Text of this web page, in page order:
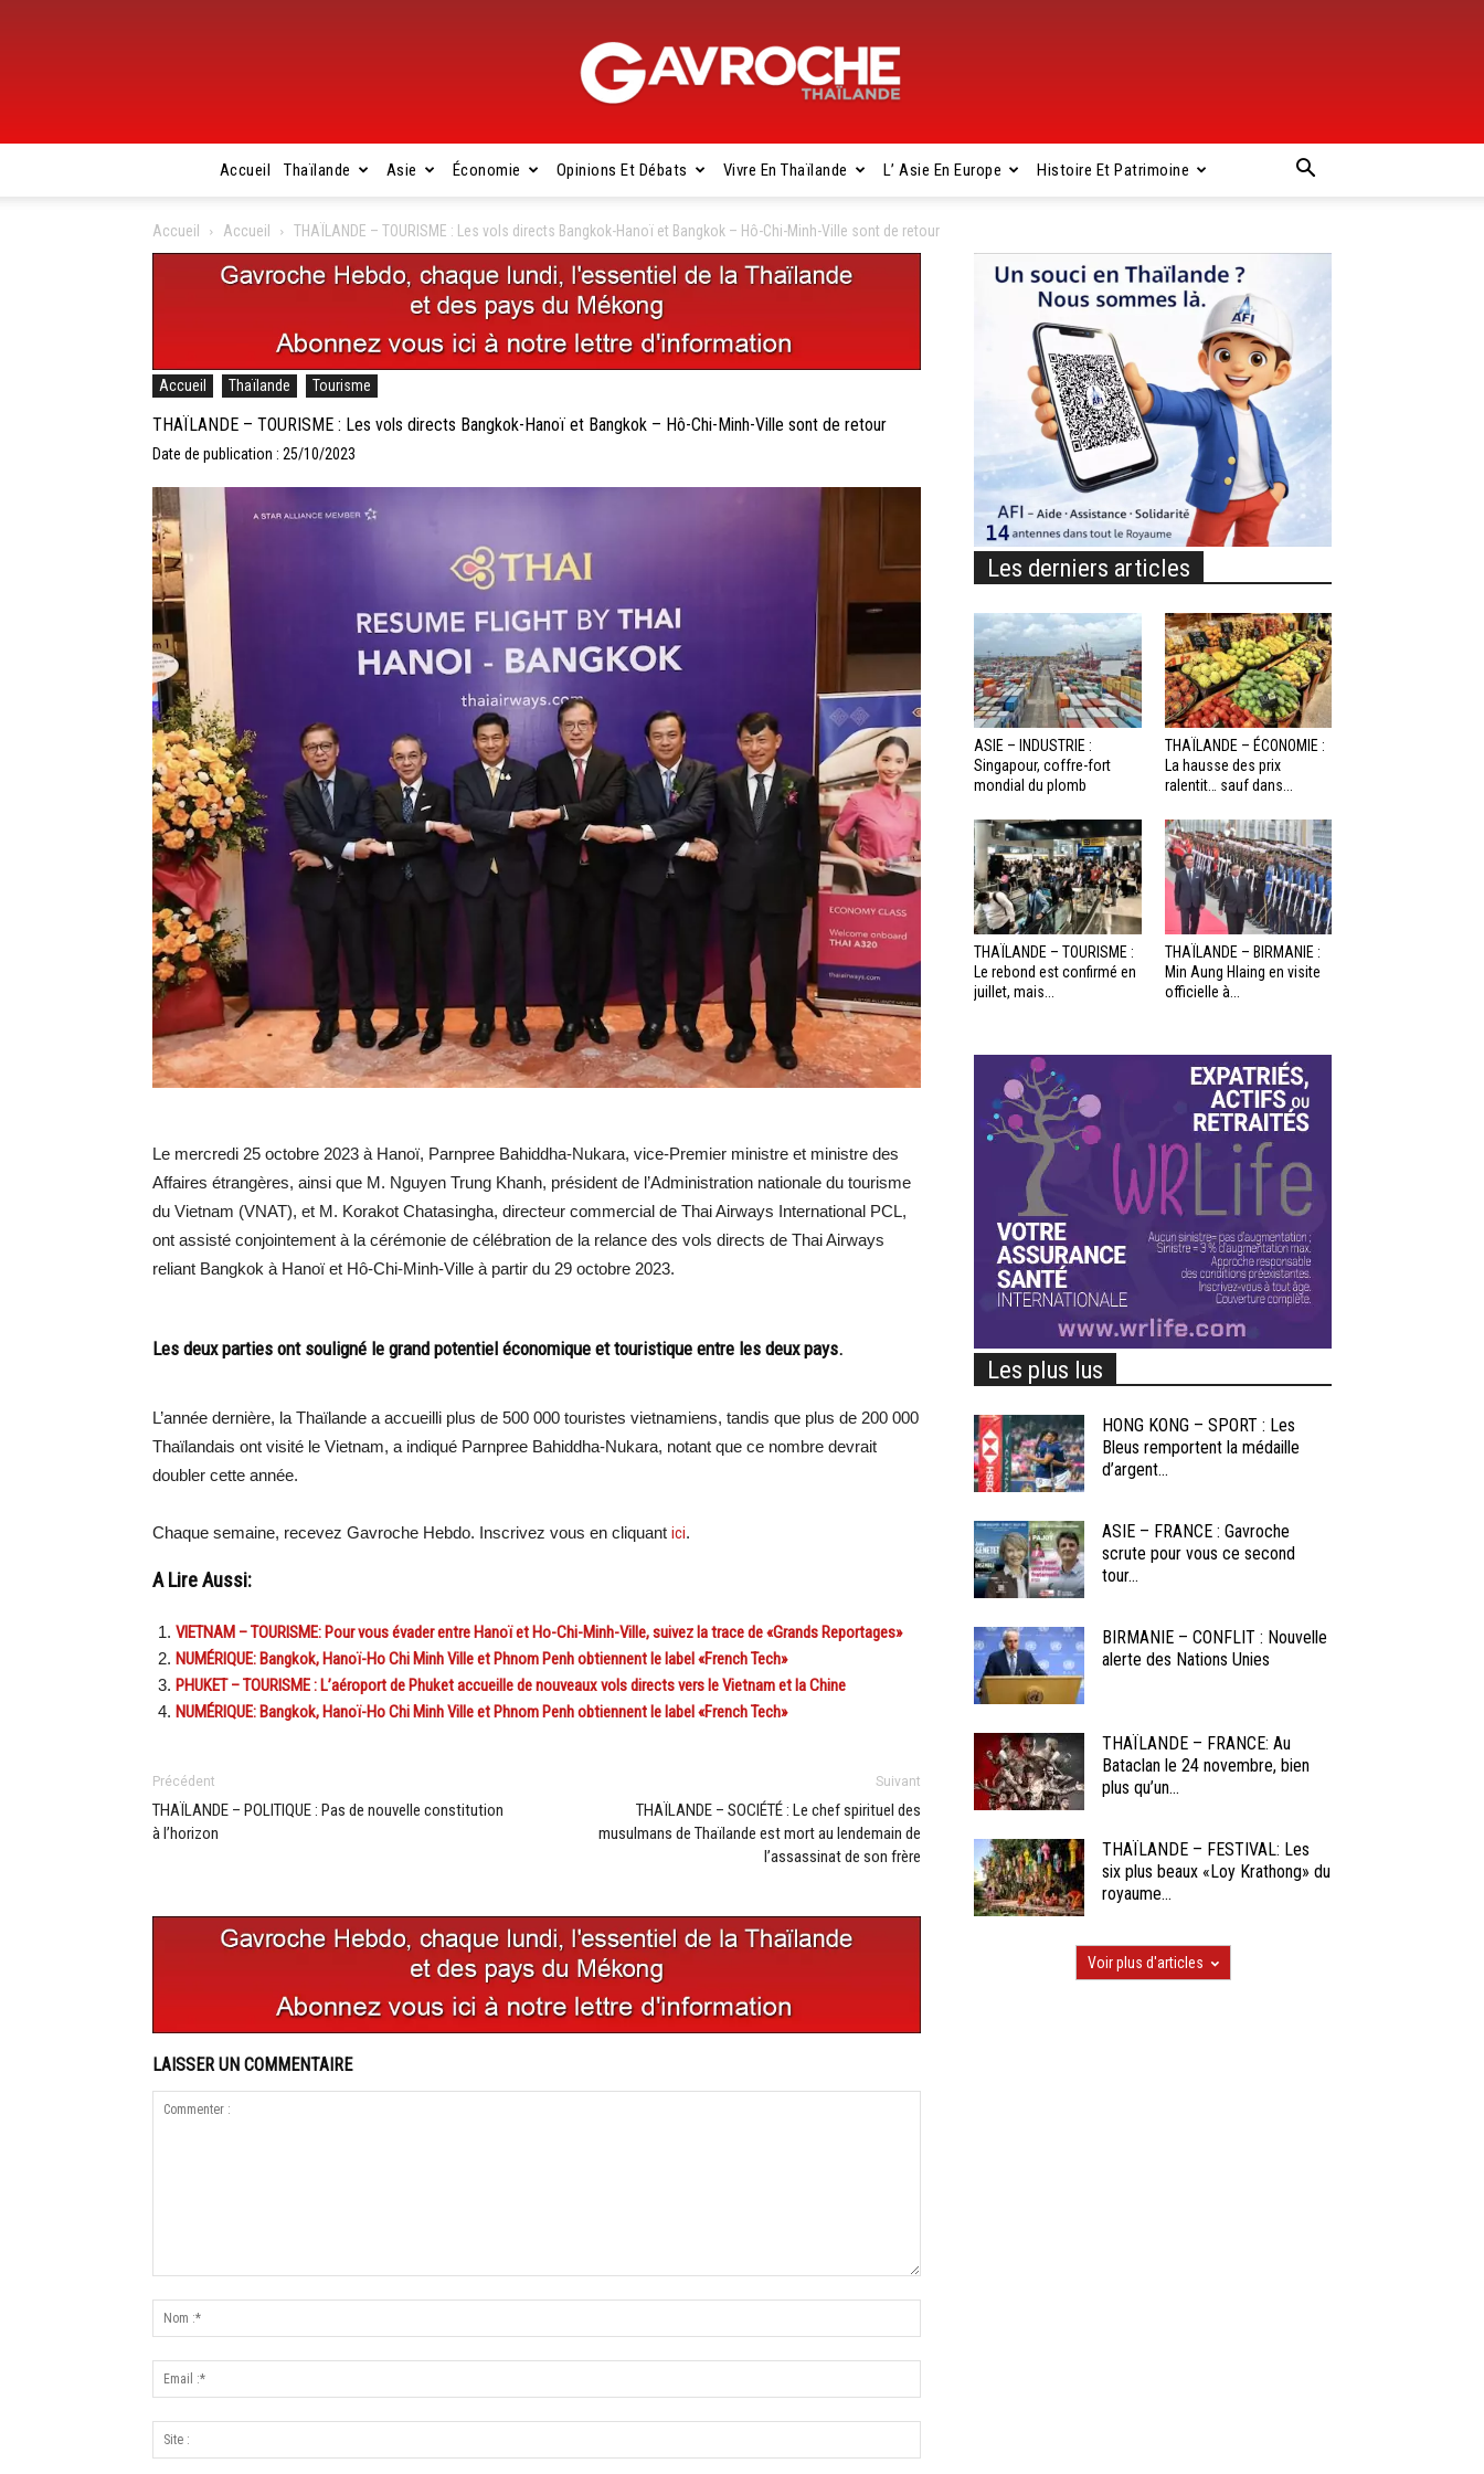
Gavroche
Accueil Thaïlande Asie Économie Opinions Et Débats Vivre En Thaïlande L’ Asie En Europe Histoire Et Patrimoine
Accueil Accueil THAÏLANDE – TOURISME : Les vols directs Bangkok-Hanoï et Bangkok – Hô-Chi-Minh-Ville sont de retour
Accueil Thaïlande Tourisme
THAÏLANDE – TOURISME : Les vols directs Bangkok-Hanoï et Bangkok – Hô-Chi-Minh-Ville sont de retour
Date de publication : 25/10/2023
Le mercredi 25 octobre 2023 à Hanoï, Parnpree Bahiddha-Nukara, vice-Premier ministre et ministre des
Affaires étrangères, ainsi que M. Nguyen Trung Khanh, président de l’Administration nationale du tourisme
du Vietnam (VNAT), et M. Korakot Chatasingha, directeur commercial de Thai Airways International PCL,
ont assisté conjointement à la cérémonie de célébration de la relance des vols directs de Thai Airways
reliant Bangkok à Hanoï et Hô-Chi-Minh-Ville à partir du 29 octobre 2023.
Les deux parties ont souligné le grand potentiel économique et touristique entre les deux pays.
L’année dernière, la Thaïlande a accueilli plus de 500 000 touristes vietnamiens, tandis que plus de 200 000
Thaïlandais ont visité le Vietnam, a indiqué Parnpree Bahiddha-Nukara, notant que ce nombre devrait
doubler cette année.
Chaque semaine, recevez Gavroche Hebdo. Inscrivez vous en cliquant ici.
A Lire Aussi:
VIETNAM – TOURISME: Pour vous évader entre Hanoï et Ho-Chi-Minh-Ville, suivez la trace de «Grands Reportages»
NUMÉRIQUE: Bangkok, Hanoï-Ho Chi Minh Ville et Phnom Penh obtiennent le label «French Tech»
PHUKET – TOURISME : L’aéroport de Phuket accueille de nouveaux vols directs vers le Vietnam et la Chine
NUMÉRIQUE: Bangkok, Hanoï-Ho Chi Minh Ville et Phnom Penh obtiennent le label «French Tech»
Précédent
THAÏLANDE – POLITIQUE : Pas de nouvelle constitution
à l’horizon
Suivant
THAÏLANDE – SOCIÉTÉ : Le chef spirituel des
musulmans de Thaïlande est mort au lendemain de
l’assassinat de son frère
LAISSER UN COMMENTAIRE
Les derniers articles
ASIE – INDUSTRIE :
Singapour, coffre-fort
mondial du plomb
THAÏLANDE – ÉCONOMIE :
La hausse des prix
ralentit… sauf dans...
THAÏLANDE – TOURISME :
Le rebond est confirmé en
juillet, mais...
THAÏLANDE – BIRMANIE :
Min Aung Hlaing en visite
officielle à...
Les plus lus
HONG KONG – SPORT : Les
Bleus remportent la médaille
d’argent...
ASIE – FRANCE : Gavroche
scrute pour vous ce second
tour...
BIRMANIE – CONFLIT : Nouvelle
alerte des Nations Unies
THAÏLANDE – FRANCE: Au
Bataclan le 24 novembre, bien
plus qu’un...
THAÏLANDE – FESTIVAL: Les
six plus beaux «Loy Krathong» du
royaume...
Voir plus d'articles